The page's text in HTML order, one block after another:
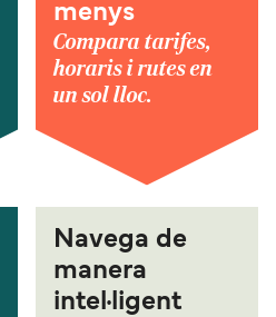
menys
Compara tarifes,
horaris i rutes en
un sol lloc.
Navega de
manera
intel·ligent